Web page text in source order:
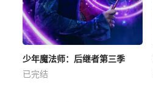
少年魔法师：后继者第三季
已完结